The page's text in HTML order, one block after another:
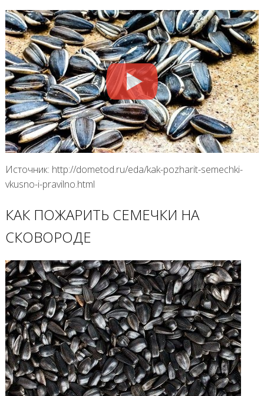
Источник: http://dometod.ru/eda/kak-pozharit-semechki-
vkusno-i-pravilno.html
КАК ПОЖАРИТЬ СЕМЕЧКИ НА
СКОВОРОДЕ